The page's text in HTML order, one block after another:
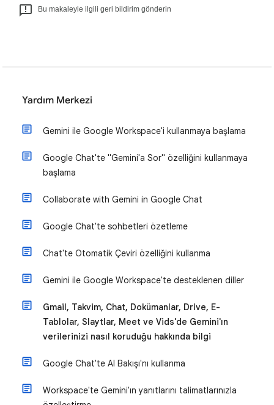
Bu makaleyle ilgili geri bildirim gönderin
Yardım Merkezi
Gemini ile Google Workspace'i kullanmaya başlama
Google Chat'te "Gemini'a Sor" özelliğini kullanmaya
başlama
Collaborate with Gemini in Google Chat
Google Chat'te sohbetleri özetleme
Chat'te Otomatik Çeviri özelliğini kullanma
Gemini ile Google Workspace'te desteklenen diller
Gmail, Takvim, Chat, Dokümanlar, Drive, E-
Tablolar, Slaytlar, Meet ve Vids'de Gemini'ın
verilerinizi nasıl koruduğu hakkında bilgi
Google Chat'te AI Bakışı'nı kullanma
Workspace'te Gemini'ın yanıtlarını talimatlarınızla